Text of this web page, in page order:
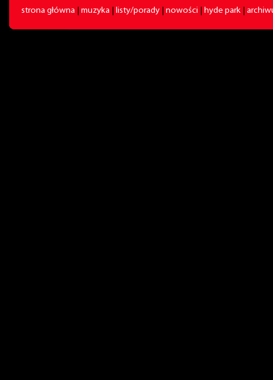
strona główna muzyka listy/porady nowości hyde park